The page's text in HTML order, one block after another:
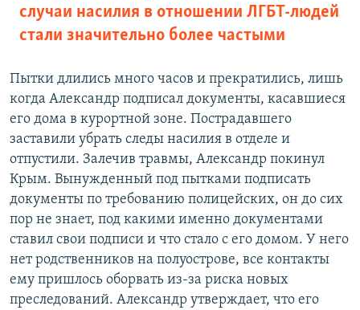
случаи насилия в отношении ЛГБТ-людей
стали значительно более частыми
Пытки длились много часов и прекратились, лишь
когда Александр подписал документы, касавшиеся
его дома в курортной зоне. Пострадавшего
заставили убрать следы насилия в отделе и
отпустили. Залечив травмы, Александр покинул
Крым. Вынужденный под пытками подписать
документы по требованию полицейских, он до сих
пор не знает, под какими именно документами
ставил свои подписи и что стало с его домом. У него
нет родственников на полуострове, все контакты
ему пришлось оборвать из-за риска новых
преследований. Александр утверждает, что его